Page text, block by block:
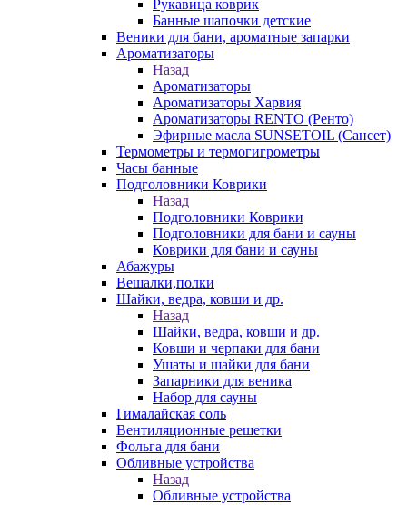
Рукавица коврик
Банные шапочки детские
Веники для бани, ароматные запарки
Ароматизаторы
Назад
Ароматизаторы
Ароматизаторы Харвия
Ароматизаторы RENTO (Ренто)
Эфирные масла SUNSETOIL (Сансет)
Термометры и термогигрометры
Часы банные
Подголовники Коврики
Назад
Подголовники Коврики
Подголовники для бани и сауны
Коврики для бани и сауны
Абажуры
Вешалки,полки
Шайки, ведра, ковши и др.
Назад
Шайки, ведра, ковши и др.
Ковши и черпаки для бани
Ушаты и шайки для бани
Запарники для веника
Набор для сауны
Гималайская соль
Вентиляционные решетки
Фольга для бани
Обливные устройства
Назад
Обливные устройства